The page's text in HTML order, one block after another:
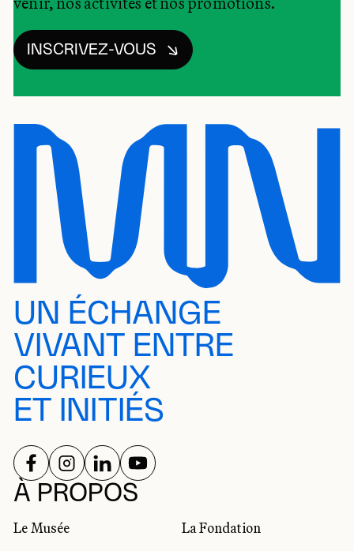
INSCRIVEZ-VOUS
UN ÉCHANGE
VIVANT ENTRE
CURIEUX
ET INITIÉS
À PROPOS
Le Musée
La Fondation
RÉSEAUX SOCIAUX
SUIVEZ-NOUS SUR
SUIVEZ-NOUS SUR
SUIVEZ-NOUS SUR
SUIVEZ-NOUS SUR